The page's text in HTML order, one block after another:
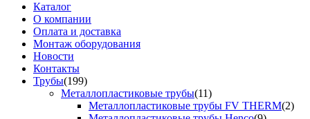
Каталог
О компании
Оплата и доставка
Монтаж оборудования
Новости
Контакты
Трубы(199)
Металлопластиковые трубы(11)
Металлопластиковые трубы FV THERM(2)